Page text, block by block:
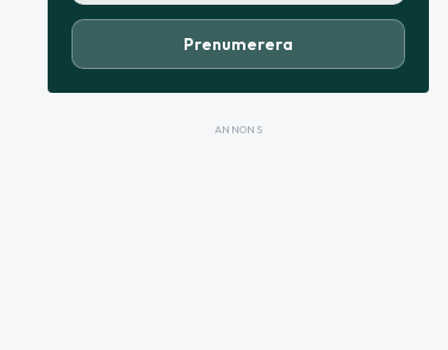
Prenumerera
ANNONS